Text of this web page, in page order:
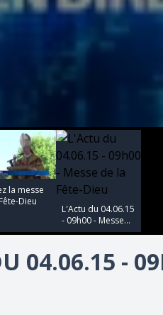
la messe
Dieu
L'Actu du 04.06.15
- 09h00 - Messe...
04.06.15 -